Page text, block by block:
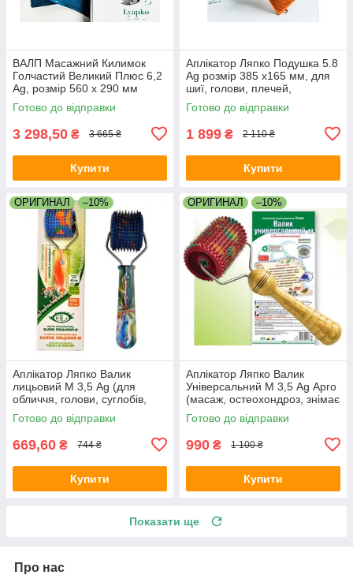
ВАЛП Масажний Килимок
Голчастий Великий Плюс 6,2
Ag, розмір 560 х 290 мм
(знімає біль, остеохондроз,
грижі)
Готово до відправки
3 298,50 ₴ 3 665 ₴
Купити
Аплікатор Ляпко Подушка 5.8
Ag розмір 385 х165 мм, для
шиї, голови, плечей,
попереку, живота, ніг, рук,
спини
Готово до відправки
1 899 ₴ 2 110 ₴
Купити
ОРИГИНАЛ –10%
Аплікатор Ляпко Валик
лицьовий М 3,5 Ag (для
обличчя, голови, суглобів,
масаж, ліфтинг, мезотерапія,
для дітей)
Готово до відправки
669,60 ₴ 744 ₴
Купити
ОРИГИНАЛ –10%
Аплікатор Ляпко Валик
Універсальний М 3,5 Ag Арго
(масаж, остеохондроз, знімає
біль, міжхребцеві грижі)
Готово до відправки
990 ₴ 1 100 ₴
Купити
Показати ще
Про нас